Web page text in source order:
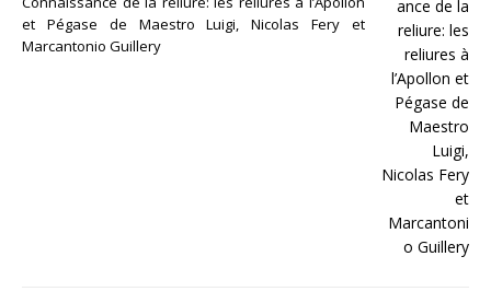
et Pégase de Maestro Luigi, Nicolas Fery et
Marcantonio Guillery